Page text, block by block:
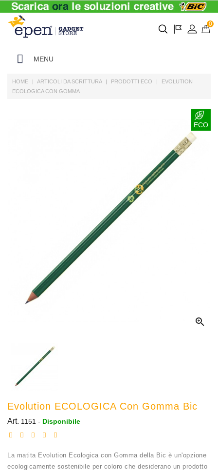
0
MENU
HOME ARTICOLI DA SCRITTURA PRODOTTI ECO
EVOLUTION
ECOLOGICA CON GOMMA

ECO
Evolution ECOLOGICA Con Gomma Bic
Art. 1151 - Disponibile
La matita Evolution Ecologica con Gomma della Bic è un'opzione
ecologicamente sostenibile per coloro che desiderano un prodotto